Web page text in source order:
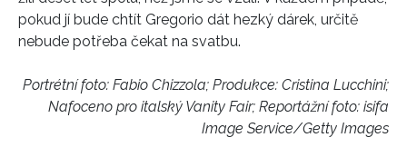
pokud jí bude chtít Gregorio dát hezký dárek, určitě
nebude potřeba čekat na svatbu.
Portrétní foto: Fabio Chizzola; Produkce: Cristina Lucchini;
Nafoceno pro italský Vanity Fair; Reportážní foto: isifa
Image Service/Getty Images